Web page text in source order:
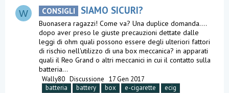
W CONSIGLI SIAMO SICURI?
Buonasera ragazzi! Come va? Una duplice domanda....
dopo aver preso le giuste precauzioni dettate dalle
leggi di ohm quali possono essere degli ulteriori fattori
di rischio nell'utilizzo di una box meccanica? in apparati
quali il Reo Grand o altri meccanici in cui il contatto sulla
batteria...
Wally80 Discussione 17 Gen 2017
batteria
battery box e-cigarette
ecig